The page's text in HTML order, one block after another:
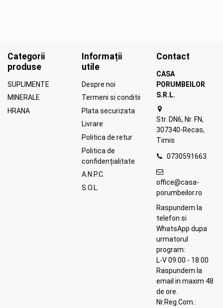
Categorii
produse
SUPLIMENTE
MINERALE
HRANA
Informații
utile
Despre noi
Termeni si conditii
Plata securizata
Livrare
Politica de retur
Politica de
confidențialitate
A.N.P.C.
S.O.L.
Contact
CASA
PORUMBEILOR
S.R.L.
Str. DN6, Nr. FN,
307340-Recas,
Timis
0730591663
office@casa-
porumbeilor.ro
Raspundem la
telefon si
WhatsApp dupa
urmatorul
program:
L-V 09:00 - 18:00
Raspundem la
email in maxim 48
de ore.
Nr.Reg.Com.: